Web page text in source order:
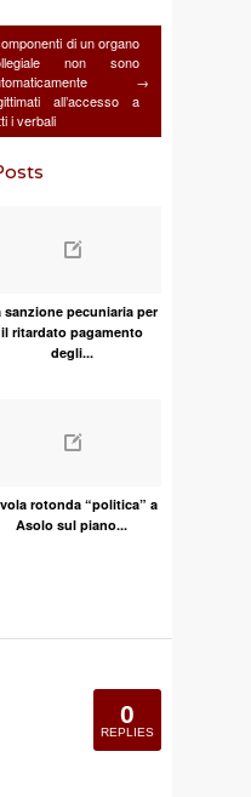
di un organo
non sono
all’accesso a
i verbali
→
sanzione pecuniaria per
il ritardato pagamento
degli...
rotonda “politica” a
Asolo sul piano...
0
REPLIES